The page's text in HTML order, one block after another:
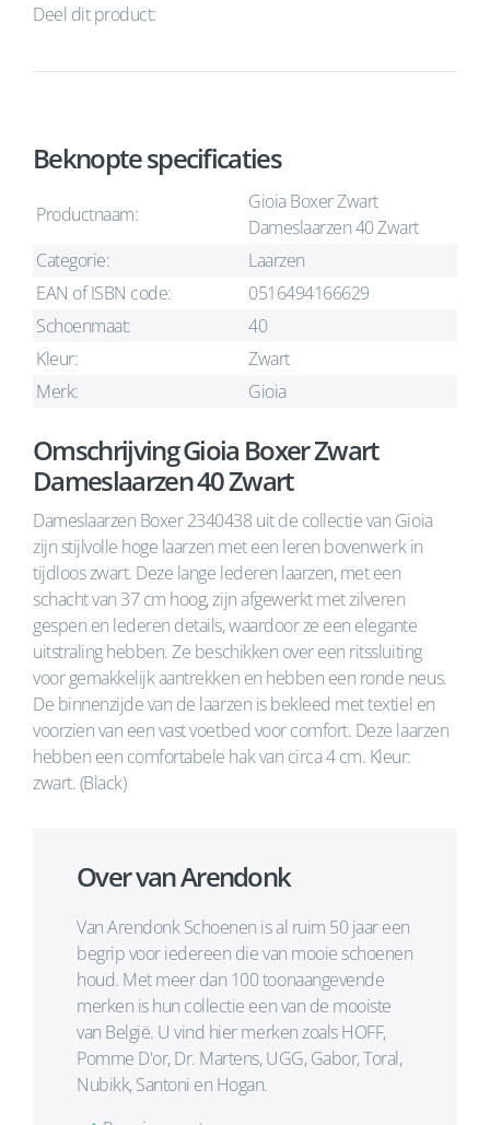
Deel dit product:
Beknopte specificaties
Productnaam:
Gioia Boxer Zwart
Dameslaarzen 40 Zwart
Categorie:
Laarzen
EAN of ISBN code:
0516494166629
Schoenmaat:
40
Kleur:
Zwart
Merk:
Gioia
Omschrijving Gioia Boxer Zwart
Dameslaarzen 40 Zwart
Dameslaarzen Boxer 2340438 uit de collectie van Gioia
zijn stijlvolle hoge laarzen met een leren bovenwerk in
tijdloos zwart. Deze lange lederen laarzen, met een
schacht van 37 cm hoog, zijn afgewerkt met zilveren
gespen en lederen details, waardoor ze een elegante
uitstraling hebben. Ze beschikken over een ritssluiting
voor gemakkelijk aantrekken en hebben een ronde neus.
De binnenzijde van de laarzen is bekleed met textiel en
voorzien van een vast voetbed voor comfort. Deze laarzen
hebben een comfortabele hak van circa 4 cm. Kleur:
zwart. (Black)
Over van Arendonk
Van Arendonk Schoenen is al ruim 50 jaar een
begrip voor iedereen die van mooie schoenen
houd. Met meer dan 100 toonaangevende
merken is hun collectie een van de mooiste
van België. U vind hier merken zoals HOFF,
Pomme D'or, Dr. Martens, UGG, Gabor, Toral,
Nubikk, Santoni en Hogan.